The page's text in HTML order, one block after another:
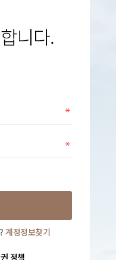
니다.
계정정보찾기
정책